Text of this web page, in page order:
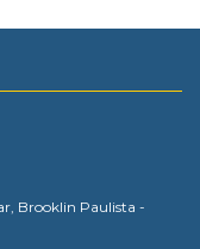
Brooklin Paulista -